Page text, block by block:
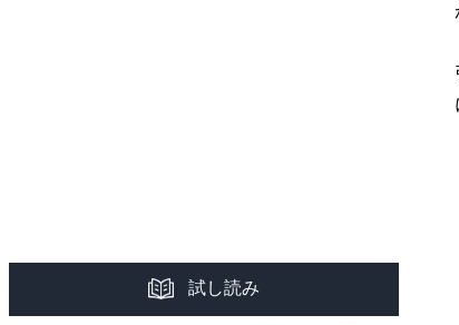
試し読み